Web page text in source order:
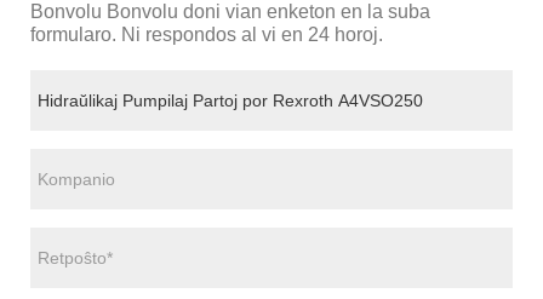
Bonvolu Bonvolu doni vian enketon en la suba
formularo. Ni respondos al vi en 24 horoj.